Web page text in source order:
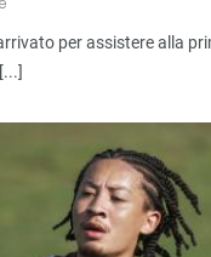
per assistere alla